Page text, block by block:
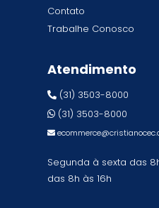
Contato
Trabalhe Conosco
Atendimento
(31) 3503-8000
(31) 3503-8000
Segunda à sexta das
das 8h às 16h